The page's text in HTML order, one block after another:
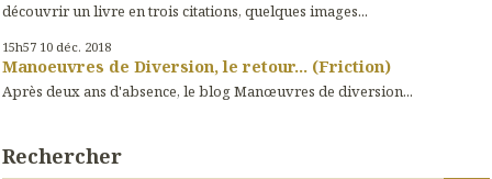
découvrir un livre en trois citations, quelques images...
15h57 10 déc. 2018
Manoeuvres de Diversion, le retour... (Friction)
Après deux ans d'absence, le blog Manœuvres de diversion...
Rechercher